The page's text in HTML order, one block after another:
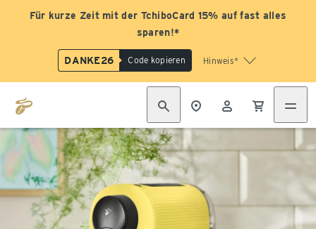
Für kurze Zeit mit der TchiboCard 15% auf fast alles
sparen!*
DANKE26 Code kopieren Hinweis*